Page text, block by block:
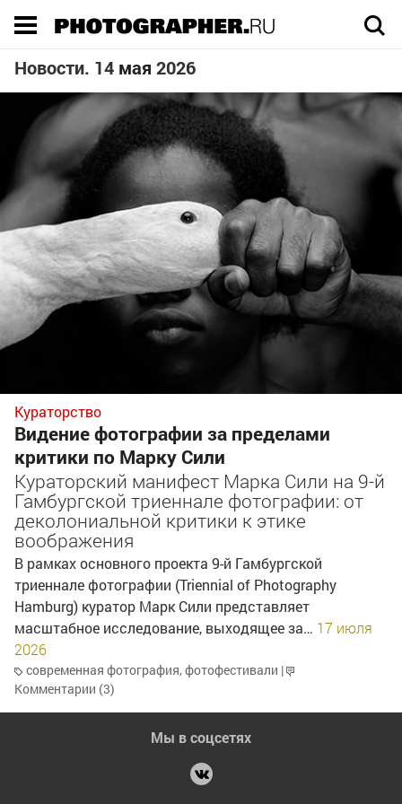
Новости. 14 мая 2026
Кураторство
Видение фотографии за пределами
критики по Марку Сили
Кураторский манифест Марка Сили на 9-й
Гамбургской триеннале фотографии: от
деколониальной критики к этике
воображения
В рамках основного проекта 9-й Гамбургской
триеннале фотографии (Triennial of Photography
Hamburg) куратор Марк Сили представляет
масштабное исследование, выходящее за… 17 июля
2026
современная фотография,фотофестивали |
Комментарии (3)
Мы в соцсетях